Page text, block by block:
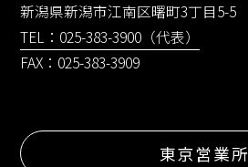
新潟県新潟市江南区曙町3丁目5-5
TEL：025-383-3900（代表）
FAX：025-383-3909
東京営業所